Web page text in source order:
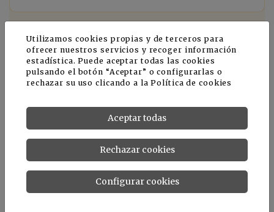
E-mail *
País *
Utilizamos cookies propias y de terceros para
ofrecer nuestros servicios y recoger información
estadística. Puede aceptar todas las cookies
pulsando el botón “Aceptar” o configurarlas o
rechazar su uso clicando a laPolítica de cookies
Aceptar todas
Rechazar cookies
Configurar cookies